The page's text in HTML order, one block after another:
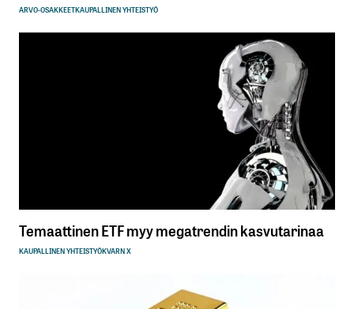
ARVO-OSAKKEETKAUPALLINEN YHTEISTYÖ
Temaattinen ETF myy megatrendin kasvutarinaa
KAUPALLINEN YHTEISTYÖKVARN X